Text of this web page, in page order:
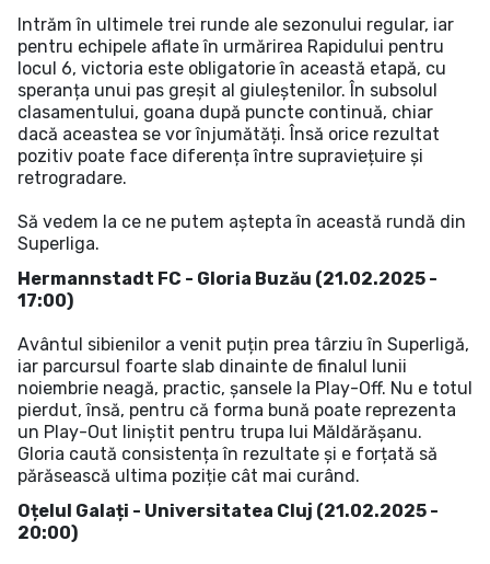
Intrăm în ultimele trei runde ale sezonului regular, iar
pentru echipele aflate în urmărirea Rapidului pentru
locul 6, victoria este obligatorie în această etapă, cu
speranța unui pas greșit al giuleștenilor. În subsolul
clasamentului, goana după puncte continuă, chiar
dacă aceastea se vor înjumătăți. Însă orice rezultat
pozitiv poate face diferența între supraviețuire și
retrogradare.
Să vedem la ce ne putem aștepta în această rundă din
Superliga.
Hermannstadt FC - Gloria Buzău (21.02.2025 -
17:00)
Avântul sibienilor a venit puțin prea târziu în Superligă,
iar parcursul foarte slab dinainte de finalul lunii
noiembrie neagă, practic, șansele la Play-Off. Nu e totul
pierdut, însă, pentru că forma bună poate reprezenta
un Play-Out liniștit pentru trupa lui Măldărășanu.
Gloria caută consistența în rezultate și e forțată să
părăsească ultima poziție cât mai curând.
Oțelul Galați - Universitatea Cluj (21.02.2025 -
20:00)